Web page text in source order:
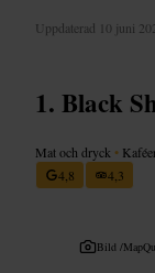
Uppdaterad 10 juni
Black
Mat och dryck •
4,8
4,3
Bild /